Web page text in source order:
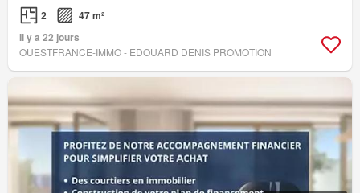
2
47 m²
Il y a 22 jours
OUESTFRANCE-IMMO - EDOUARD DENIS PROMOTION